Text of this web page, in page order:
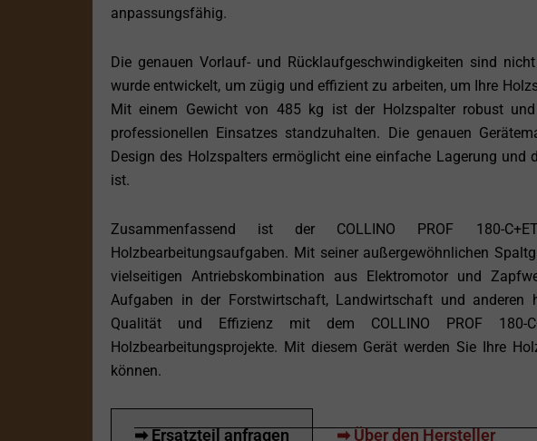
anpassungsfähig.
Die genauen Vorlauf- und Rücklaufgeschwindigkeiten sind
wurde entwickelt, um zügig und effizient zu arbeiten, um Ihre
Mit einem Gewicht von 485 kg ist der Holzspalter robust
professionellen Einsatzes standzuhalten. Die genauen
Design des Holzspalters ermöglicht eine einfache Lagerung und
ist.
Zusammenfassend ist der COLLINO PROF 180-
Holzbearbeitungsaufgaben. Mit seiner außergewöhnlichen
vielseitigen Antriebskombination aus Elektromotor und
Aufgaben in der Forstwirtschaft, Landwirtschaft und anderen
Qualität und Effizienz mit dem COLLINO PROF 180-
Holzbearbeitungsprojekte. Mit diesem Gerät werden Sie Ihre
können.
➡ Ersatzteil anfragen ➡ Über den Hersteller